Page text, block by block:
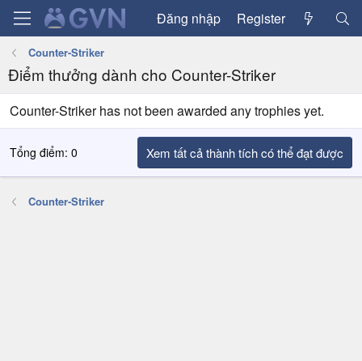
Đăng nhập Register
Counter-Striker
Điểm thưởng dành cho Counter-Striker
Counter-Striker has not been awarded any trophies yet.
Tổng điểm: 0 Xem tất cả thành tích có thể đạt được
Counter-Striker